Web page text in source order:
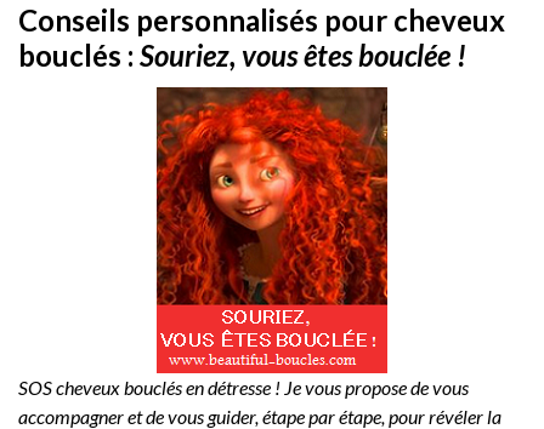
Conseils personnalisés pour cheveux
bouclés : Souriez, vous êtes bouclée !
SOS cheveux bouclés en détresse ! Je vous propose de vous
accompagner et de vous guider, étape par étape, pour révéler la